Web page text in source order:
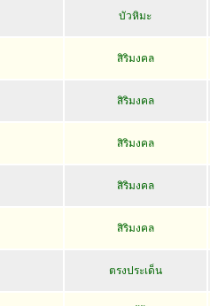
บัวหิมะ
สิริมงคล
สิริมงคล
สิริมงคล
สิริมงคล
สิริมงคล
ตรงประเด็น